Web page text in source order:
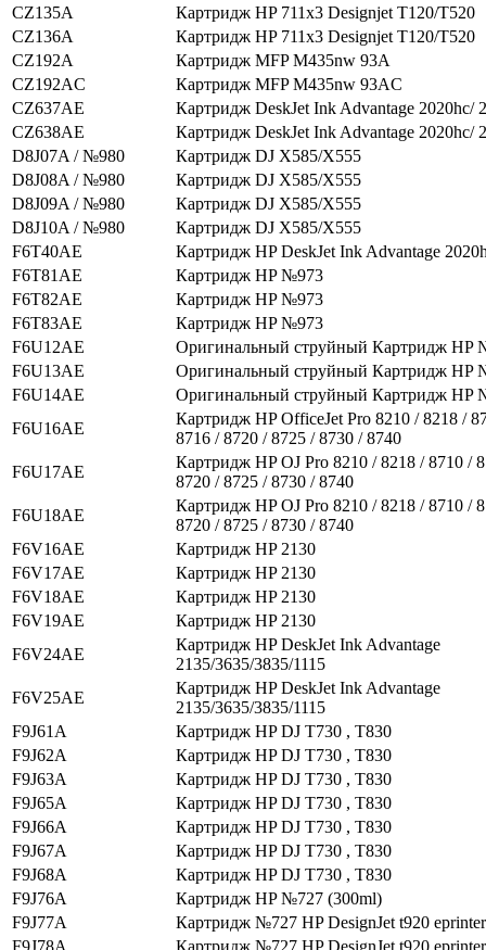
CZ135A
Картридж HP 711x3 Designjet T120/T520
CZ136A
Картридж HP 711x3 Designjet T120/T520
CZ192A
Картридж MFP M435nw 93A
CZ192AC
Картридж MFP M435nw 93AC
CZ637AE
Картридж DeskJet Ink Advantage 2020hc/
CZ638AE
Картридж DeskJet Ink Advantage 2020hc/
D8J07A / №980
Картридж DJ X585/X555
D8J08A / №980
Картридж DJ X585/X555
D8J09A / №980
Картридж DJ X585/X555
D8J10A / №980
Картридж DJ X585/X555
F6T40AE
Картридж HP DeskJet Ink Advantage
F6T81AE
Картридж HP №973
F6T82AE
Картридж HP №973
F6T83AE
Картридж HP №973
F6U12AE
Оригинальный струйный Картридж HP
F6U13AE
Оригинальный струйный Картридж HP
F6U14AE
Оригинальный струйный Картридж HP
F6U16AE
Картридж HP OfficeJet Pro 8210 / 8218 /
8716 / 8720 / 8725 / 8730 / 8740
F6U17AE
Картридж HP OJ Pro 8210 / 8218 / 8710 /
8720 / 8725 / 8730 / 8740
F6U18AE
Картридж HP OJ Pro 8210 / 8218 / 8710 /
8720 / 8725 / 8730 / 8740
F6V16AE
Картридж HP 2130
F6V17AE
Картридж HP 2130
F6V18AE
Картридж HP 2130
F6V19AE
Картридж HP 2130
F6V24AE
Картридж HP DeskJet Ink Advantage
2135/3635/3835/1115
F6V25AE
Картридж HP DeskJet Ink Advantage
2135/3635/3835/1115
F9J61A
Картридж HP DJ T730 , T830
F9J62A
Картридж HP DJ T730 , T830
F9J63A
Картридж HP DJ T730 , T830
F9J65A
Картридж HP DJ T730 , T830
F9J66A
Картридж HP DJ T730 , T830
F9J67A
Картридж HP DJ T730 , T830
F9J68A
Картридж HP DJ T730 , T830
F9J76A
Картридж HP №727 (300ml)
F9J77A
Картридж №727 HP DesignJet t920 eprinter